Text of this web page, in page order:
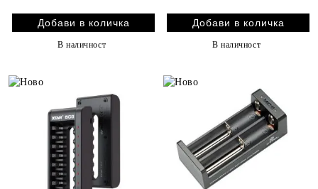
Батерии
В наличност
ААА
В наличност